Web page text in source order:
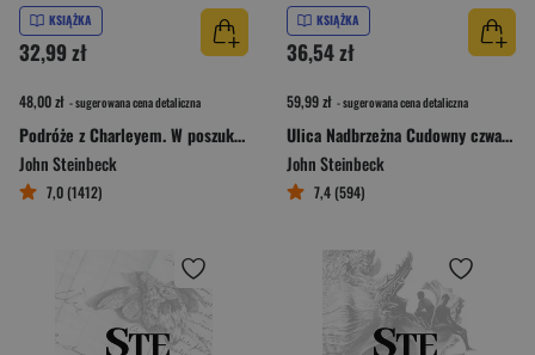
KSIĄŻKA
32,99 zł
48,00 zł - sugerowana cena detaliczna
Podróże z Charleyem. W poszukiwaniu Ameryki
John Steinbeck
7,0 (1412)
KSIĄŻKA
36,54 zł
59,99 zł - sugerowana cena detaliczna
Ulica Nadbrzeżna Cudowny czwartek
John Steinbeck
7,4 (594)